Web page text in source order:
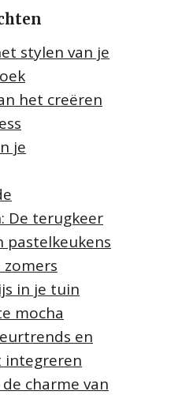
stylen van je
het creëren
je
De terugkeer
pastelkeukens
zomers
in je tuin
mocha
en
integreren
charme van